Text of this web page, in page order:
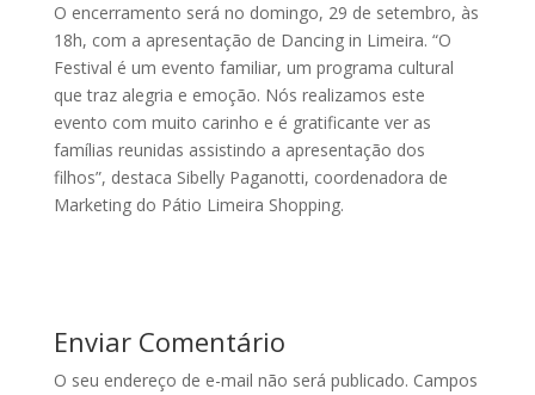
O encerramento será no domingo, 29 de setembro, às
18h, com a apresentação de Dancing in Limeira. “O
Festival é um evento familiar, um programa cultural
que traz alegria e emoção. Nós realizamos este
evento com muito carinho e é gratificante ver as
famílias reunidas assistindo a apresentação dos
filhos”, destaca Sibelly Paganotti, coordenadora de
Marketing do Pátio Limeira Shopping.
Enviar Comentário
O seu endereço de e-mail não será publicado. Campos